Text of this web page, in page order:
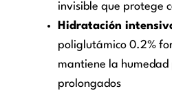
invisible que protege
Hidratación
poliglutámico 0.2%
mantiene la humedad
prolongados